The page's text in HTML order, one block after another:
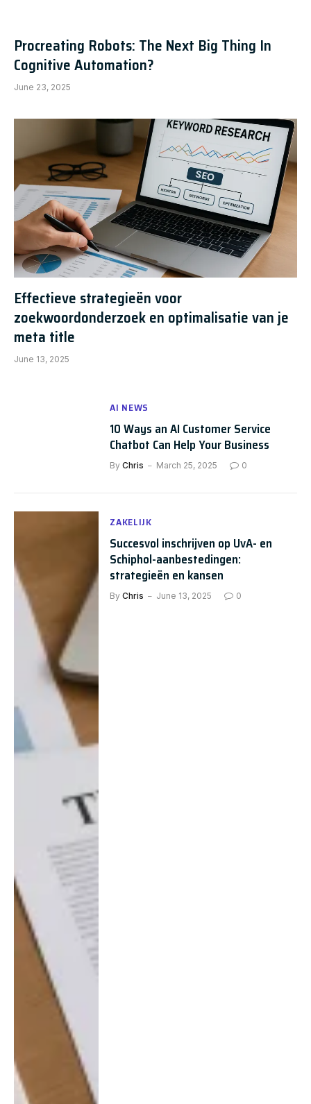
Procreating Robots: The Next Big Thing In
Cognitive Automation?
June 23, 2025
Effectieve strategieën voor
zoekwoordonderzoek en optimalisatie van je
meta title
June 13, 2025
AI NEWS
10 Ways an AI Customer Service
Chatbot Can Help Your Business
By Chris March 25, 2025 0
ZAKELIJK
Succesvol inschrijven op UvA- en
Schiphol-aanbestedingen:
strategieën en kansen
By Chris June 13, 2025 0